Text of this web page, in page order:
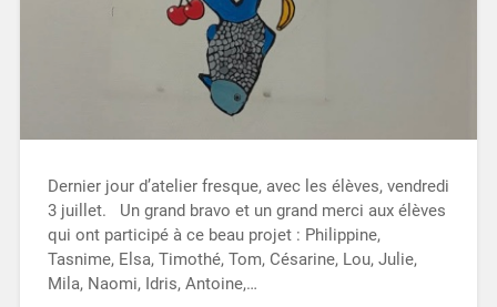
Dernier jour d’atelier fresque, avec les élèves, vendredi
3 juillet. Un grand bravo et un grand merci aux élèves
qui ont participé à ce beau projet : Philippine,
Tasnime, Elsa, Timothé, Tom, Césarine, Lou, Julie,
Mila, Naomi, Idris, Antoine,…